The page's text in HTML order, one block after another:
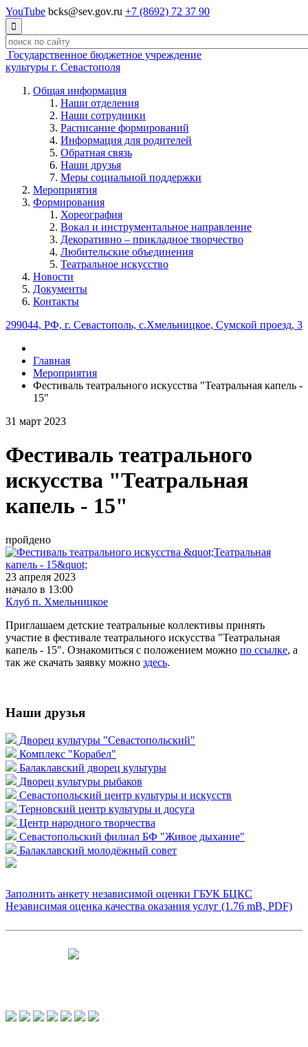
YouTube bcks@sev.gov.ru +7 (8692) 72 37 90

Государственное бюджетное учреждение
культуры г. Севастополя
Общая информация
Наши отделения
Наши сотрудники
Расписание формирований
Информация для родителей
Обратная связь
Наши друзья
Меры социальной поддержки
Мероприятия
Формирования
Хореография
Вокал и инструментальное направление
Декоративно – прикладное творчество
Любительские объединения
Театральное искусство
Новости
Документы
Контакты
299044, РФ, г. Севастополь, с.Хмельницкое, Сумской проезд, 3
Главная
Мероприятия
Фестиваль театрального искусства "Театральная капель -
15"
31 март 2023
Фестиваль театрального
искусства "Театральная
капель - 15"
пройдено
23 апреля 2023
начало в 13:00
Клуб п. Хмельницкое
Приглашаем детские театральные коллективы принять
участие в фестивале театрального искусства "Театральная
капель - 15". Ознакомиться с положением можно по ссылке, а
так же скачать заявку можно здесь.
Наши друзья
Дворец культуры "Севастопольский"
Комплекс "Корабел"
Балаклавский дворец культуры
Дворец культуры рыбаков
Севастопольский центр культуры и искусств
Терновский центр культуры и досуга
Центр народного творчества
Севастопольский филиал БФ "Живое дыхание"
Балаклавский молодёжный совет
Заполнить анкету независимой оценки ГБУК БЦКС
Независимая оценка качества оказания услуг (1.76 mB, PDF)